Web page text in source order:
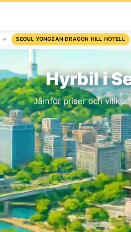
SEOUL YONGSAN DRAGON HILL HOTELL
Hyrbil i
Jämför priser och